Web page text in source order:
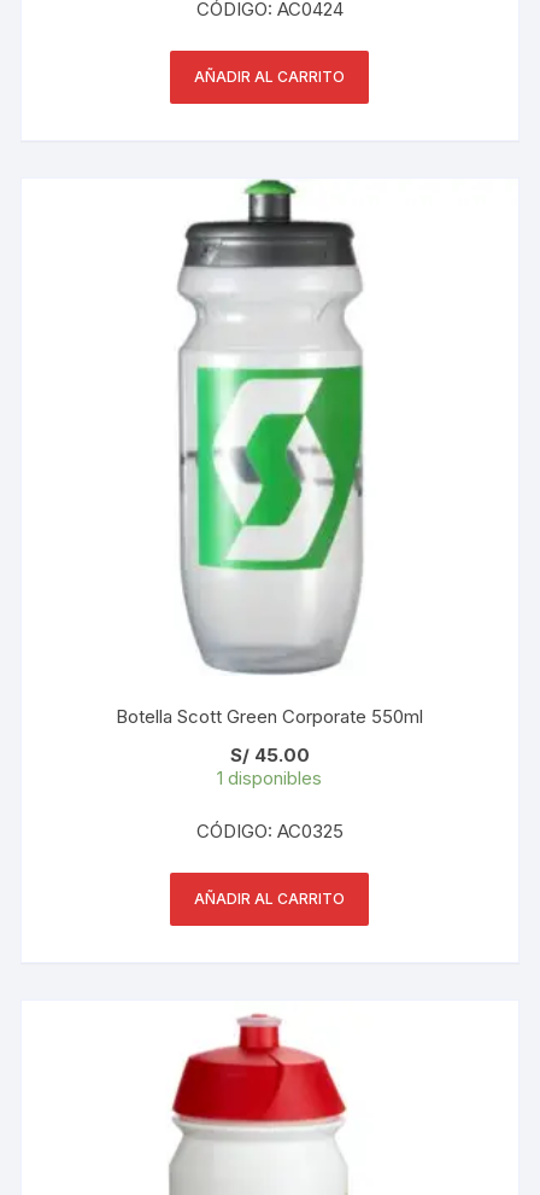
CÓDIGO: AC0424
AÑADIR AL CARRITO
Botella Scott Green Corporate 550ml
S/45.00
1 disponibles
CÓDIGO: AC0325
AÑADIR AL CARRITO